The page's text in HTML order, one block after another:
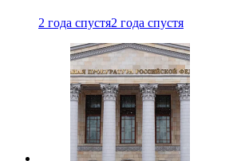
2 года спустя2 года спустя